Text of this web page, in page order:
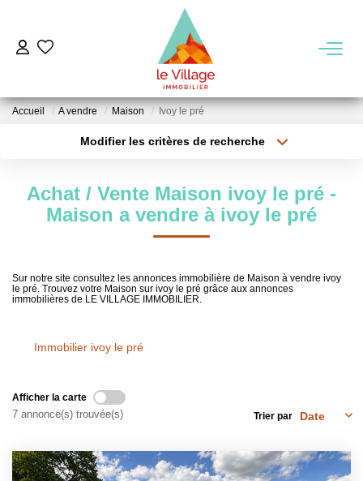
VENTE
MIEUX NOUS CONNAITRE
Notre Équipe
Nous Rejoindre
Accueil A vendre Maison Ivoy le pré
Modifier les critères de recherche
Sélectionnez...
Type de bien
Surface min
Créer une alerte
Achat / Vente Maison ivoy le pré -
Maison a vendre à ivoy le pré
Sur notre site consultez les annonces immobilière de Maison à vendre ivoy
le pré. Trouvez votre Maison sur ivoy le pré grâce aux annonces
immobilières de LE VILLAGE IMMOBILIER.
Immobilier ivoy le pré
Afficher la carte
7 annonce(s) trouvée(s) Trier par